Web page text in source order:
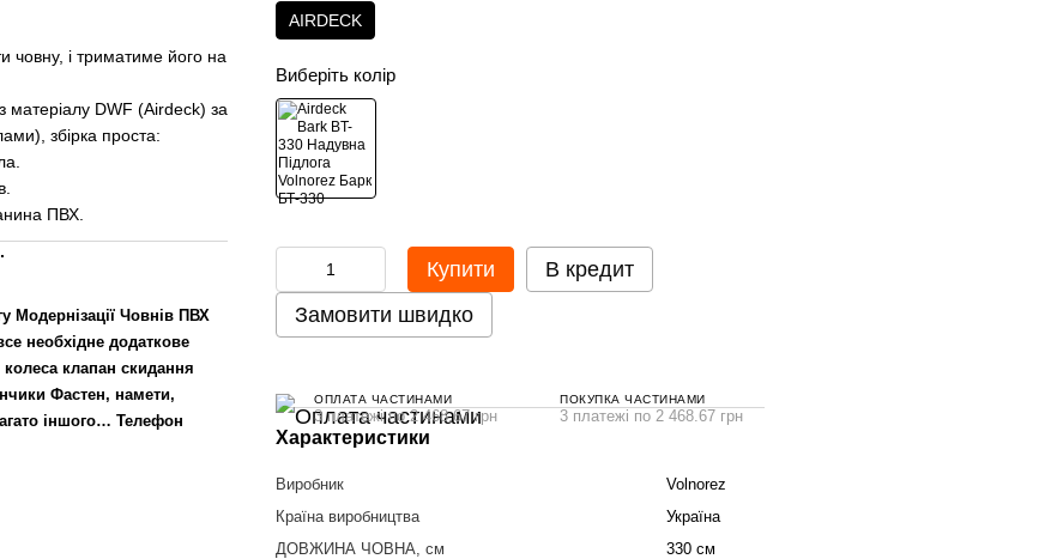
човну, і триматиме його на
матеріалу DWF (Airdeck) за
збірка проста:
ПВХ.
Модернізації Човнів ПВХ
необхідне додаткове
клапан скидання
Фастен, намети,
іншого… Телефон
AIRDECK
Виберіть колір
Купити
В кредит
Замовити швидко
ОПЛАТА ЧАСТИНАМИ
3 платежі по 2 468.67 грн
ПОКУПКА ЧАСТИНАМИ
3 платежі по 2 468.67 грн
Характеристики
Виробник
Volnorez
Країна виробництва
Україна
ДОВЖИНА ЧОВНА, см
330 см